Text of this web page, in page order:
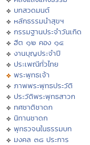
บทสวดมนต์
หลักธรรมนำสุขฯ
กรรมฐานประจำวันเกิด
ฮีต ๑๒ คอง ๑๔
งานบุญประจำปี
ประเพณีทั่วไทย
พระพุทธเจ้า
ภาพพระพุทธประวัติ
ประวัติพระพุทธสาวก
ทศชาติชาดก
นิทานชาดก
พุทธวจนในธรรมบท
มงคล ๓๘ ประการ